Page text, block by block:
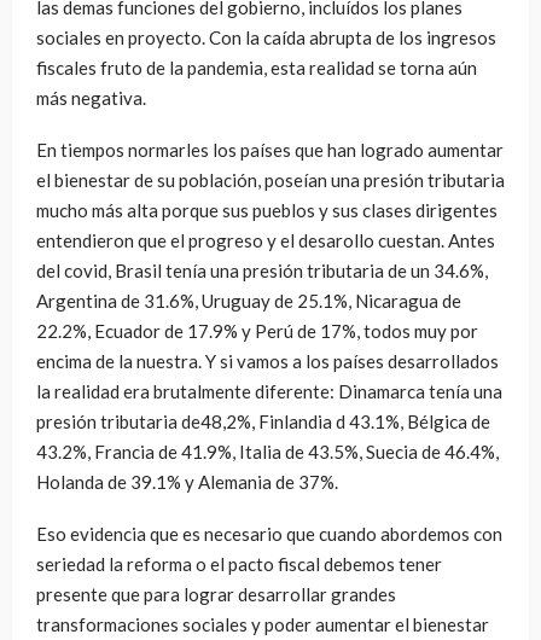
las demas funciones del gobierno, incluídos los planes
sociales en proyecto. Con la caída abrupta de los ingresos
fiscales fruto de la pandemia, esta realidad se torna aún
más negativa.
En tiempos normarles los países que han logrado aumentar
el bienestar de su población, poseían una presión tributaria
mucho más alta porque sus pueblos y sus clases dirigentes
entendieron que el progreso y el desarollo cuestan. Antes
del covid, Brasil tenía una presión tributaria de un 34.6%,
Argentina de 31.6%, Uruguay de 25.1%, Nicaragua de
22.2%, Ecuador de 17.9% y Perú de 17%, todos muy por
encima de la nuestra. Y si vamos a los países desarrollados
la realidad era brutalmente diferente: Dinamarca tenía una
presión tributaria de48,2%, Finlandia d 43.1%, Bélgica de
43.2%, Francia de 41.9%, Italia de 43.5%, Suecia de 46.4%,
Holanda de 39.1% y Alemania de 37%.
Eso evidencia que es necesario que cuando abordemos con
seriedad la reforma o el pacto fiscal debemos tener
presente que para lograr desarrollar grandes
transformaciones sociales y poder aumentar el bienestar